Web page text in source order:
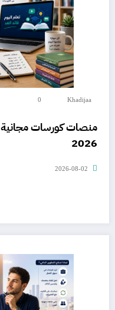
Khadijaa
0
منصات كورسات مجانية
2026
2026-08-02